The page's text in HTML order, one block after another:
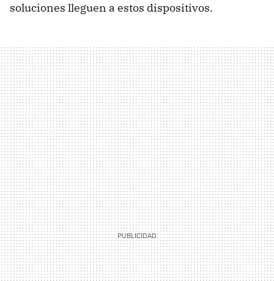
soluciones lleguen a estos dispositivos.